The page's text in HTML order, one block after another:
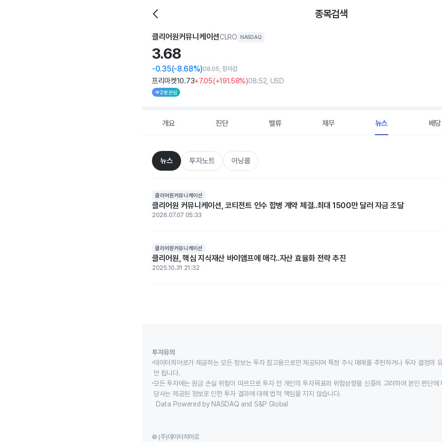
종목검색
클리어원커뮤니케이션CLRO NASDAQ
3.68
-0.35(-8.68%)08.05, 장마감
프리마켓10.73+7.05(+191.58%)08:52, USD
2명 관심
개요 진단 밸류 재무 뉴스 배당
뉴스 투자노트 어닝콜
클리어원커뮤니케이션
클리어원 커뮤니케이션, 코티전트 인수 합병 계약 체결..최대 1500만 달러 자금 조달
2026.07.07 05:33
클리어원커뮤니케이션
클리어원, 핵심 지식재산 바이앰프에 매각..자산 효율화 전략 추진
2025.10.31 21:32
투자유의
데이터히어로가 제공하는 모든 정보는 투자 참고용으로만 제공되며 특정 주식 매매를 추천하거나 투자 결정의
안 됩니다.
모든 투자에는 원금 손실 위험이 따르므로 투자 전 개인의 투자목표와 위험성향을 신중히 고려하여 본인 판단에
당사는 제공된 정보로 인한 투자 결과에 대해 법적 책임을 지지 않습니다.
Data Powered by NASDAQ and S&P Global
© (주)데이터히어로